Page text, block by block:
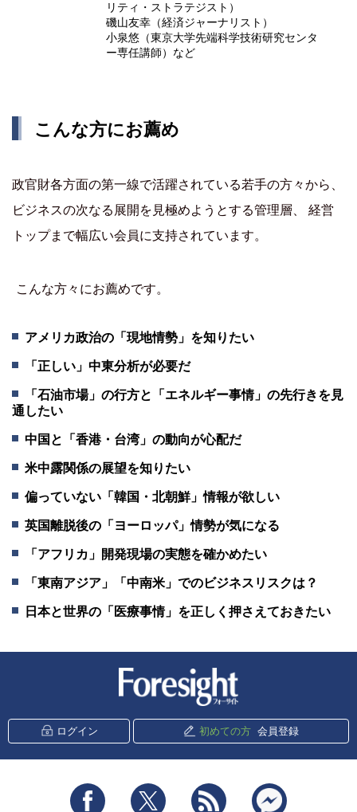
リティ・ストラテジスト）
磯山友幸（経済ジャーナリスト）
小泉悠（東京大学先端科学技術研究センタ
ー専任講師）など
こんな方にお薦め
政官財各方面の第一線で活躍されている若手の方々から、
ビジネスの次なる展開を見極めようとする管理層、 経営
トップまで幅広い会員に支持されています。
こんな方々にお薦めです。
アメリカ政治の「現地情勢」を知りたい
「正しい」中東分析が必要だ
「石油市場」の行方と「エネルギー事情」の先行きを見
通したい
中国と「香港・台湾」の動向が心配だ
米中露関係の展望を知りたい
偏っていない「韓国・北朝鮮」情報が欲しい
英国離脱後の「ヨーロッパ」情勢が気になる
「アフリカ」開発現場の実態を確かめたい
「東南アジア」「中南米」でのビジネスリスクは？
日本と世界の「医療事情」を正しく押さえておきたい
ログイン 初めての方 会員登録
Facebook Twitter RSS